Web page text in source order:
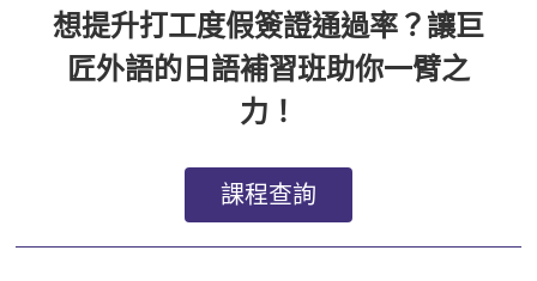
想提升打工度假簽證通過率？讓巨
匠外語的日語補習班助你一臂之
力！
課程查詢